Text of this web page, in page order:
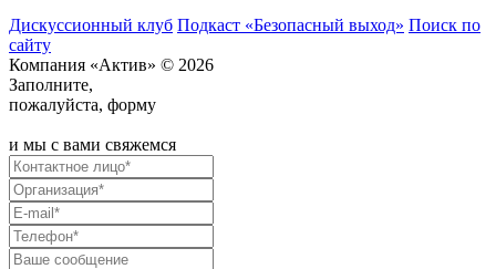
Дискуссионный клуб Подкаст «Безопасный выход» Поиск по
сайту
Компания «Актив» © 2026
Заполните,
пожалуйста, форму
и мы с вами свяжемся